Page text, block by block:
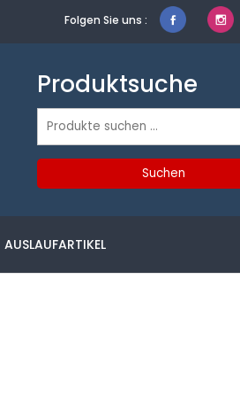
Folgen Sie uns :
Produktsuche
Suchen
Suchen
AUSLAUFARTIKEL